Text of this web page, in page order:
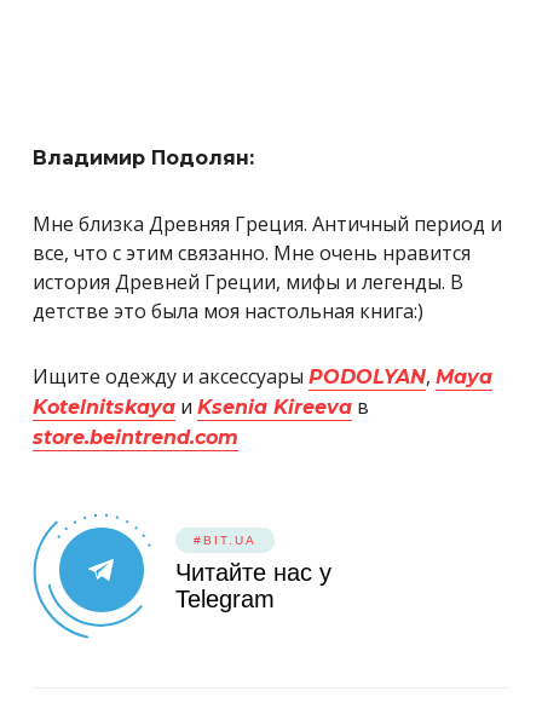
Владимир Подолян:
Мне близка Древняя Греция. Античный период и
все, что с этим связанно. Мне очень нравится
история Древней Греции, мифы и легенды. В
детстве это была моя настольная книга:)
Ищите одежду и аксессуары PODOLYAN, Maya
Kotelnitskaya и Ksenia Kireeva в
store.beintrend.com
#BIT.UA
Читайте нас у
Telegram